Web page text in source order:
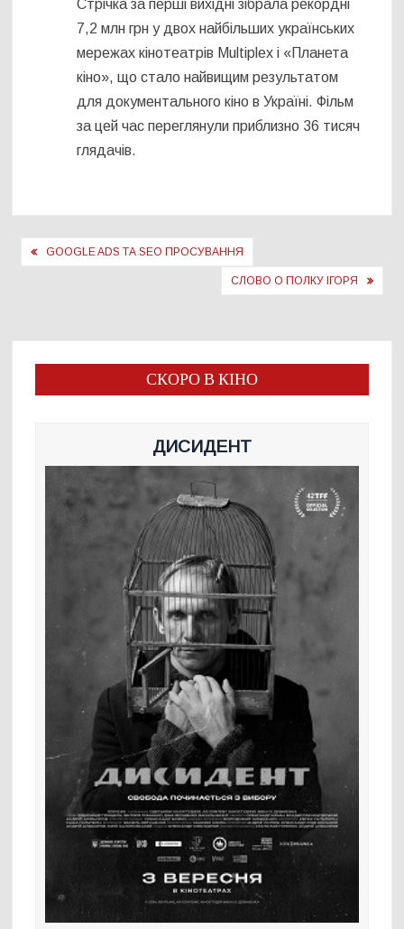
Стрічка за перші вихідні зібрала рекордні
7,2 млн грн у двох найбільших українських
мережах кінотеатрів Multiplex і «Планета
кіно», що стало найвищим результатом
для документального кіно в Україні. Фільм
за цей час переглянули приблизно 36 тисяч
глядачів.
Навігація
GOOGLE ADS ТА SEO ПРОСУВАННЯ
СЛОВО О ПОЛКУ ІГОРЯ
СКОРО В КІНО
ДИСИДЕНТ